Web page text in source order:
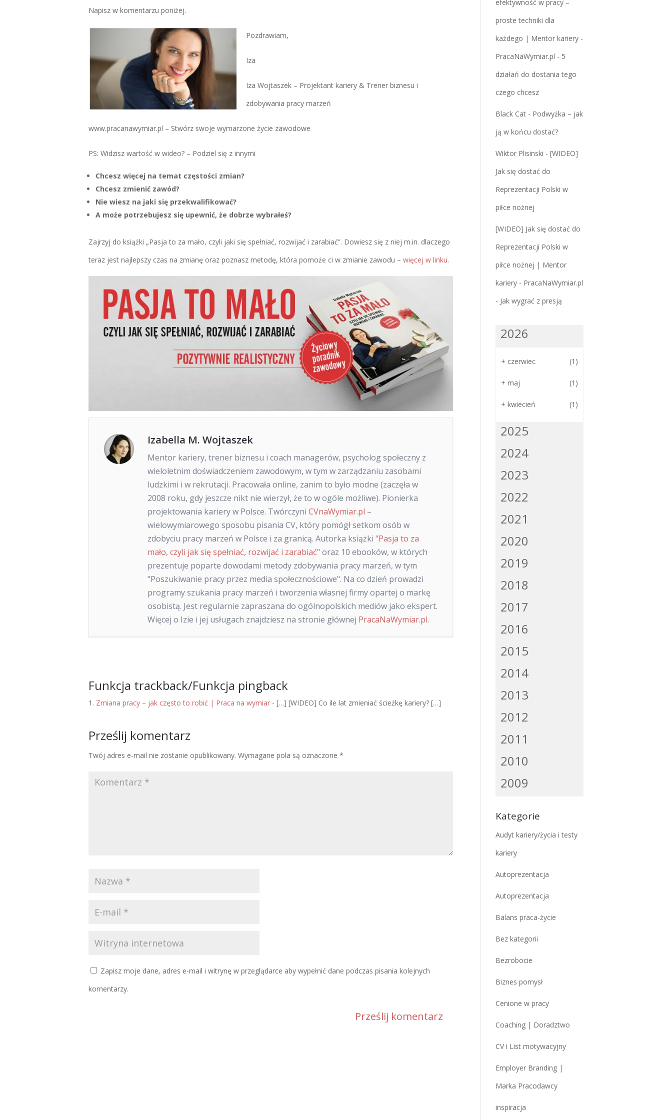
Napisz w komentarzu poniżej.
Pozdrawiam,
Iza
Iza Wojtaszek – Projektant kariery & Trener biznesu i
zdobywania pracy marzeń
www.pracanawymiar.pl – Stwórz swoje wymarzone życie zawodowe
PS: Widzisz wartość w wideo? – Podziel się z innymi
Chcesz więcej na temat częstości zmian?
Chcesz zmienić zawód?
Nie wiesz na jaki się przekwalifikować?
A może potrzebujesz się upewnić, że dobrze wybrałeś?
Zajrzyj do książki „Pasja to za mało, czyli jaki się spełniać, rozwijać i zarabiać”. Dowiesz się z niej m.in. dlaczego
teraz jest najlepszy czas na zmianę oraz poznasz metodę, która pomoże ci w zmianie zawodu – więcej w linku.
Izabella M. Wojtaszek
Mentor kariery, trener biznesu i coach managerów, psycholog społeczny z
wieloletnim doświadczeniem zawodowym, w tym w zarządzaniu zasobami
ludzkimi i w rekrutacji. Pracowała online, zanim to było modne (zaczęła w
2008 roku, gdy jeszcze nikt nie wierzył, że to w ogóle możliwe). Pionierka
projektowania kariery w Polsce. Twórczyni CVnaWymiar.pl –
wielowymiarowego sposobu pisania CV, który pomógł setkom osób w
zdobyciu pracy marzeń w Polsce i za granicą. Autorka książki "Pasja to za
mało, czyli jak się spełniać, rozwijać i zarabiać" oraz 10 ebooków, w których
prezentuje poparte dowodami metody zdobywania pracy marzeń, w tym
"Poszukiwanie pracy przez media społecznościowe". Na co dzień prowadzi
programy szukania pracy marzeń i tworzenia własnej firmy opartej o markę
osobistą. Jest regularnie zapraszana do ogólnopolskich mediów jako ekspert.
Więcej o Izie i jej usługach znajdziesz na stronie głównej PracaNaWymiar.pl.
Funkcja trackback/Funkcja pingback
Zmiana pracy – jak często to robić | Praca na wymiar- […] [WIDEO] Co ile lat zmieniać ścieżkę kariery? […]
Prześlij komentarz
Twój adres e-mail nie zostanie opublikowany. Wymagane pola są oznaczone *
Zapisz moje dane, adres e-mail i witrynę w przeglądarce aby wypełnić dane podczas pisania kolejnych
komentarzy.
efektywność w pracy –
proste techniki dla
każdego | Mentor kariery -
PracaNaWymiar.pl - 5
działań do dostania tego
czego chcesz
Black Cat- Podwyżka – jak
ją w końcu dostać?
Wiktor Plisinski - [WIDEO]
Jak się dostać do
Reprezentacji Polski w
piłce nożnej
[WIDEO] Jak się dostać do
Reprezentacji Polski w
piłce nożnej | Mentor
kariery - PracaNaWymiar.pl
- Jak wygrać z presją
2026
+ czerwiec (1)
+ maj (1)
+ kwiecień (1)
2025
2024
2023
2022
2021
2020
2019
2018
2017
2016
2015
2014
2013
2012
2011
2010
2009
Kategorie
Audyt kariery/życia i testy
kariery
Autoprezentacja
Autoprezentacja
Balans praca-życie
Bez kategorii
Bezrobocie
Biznes pomysł
Cenione w pracy
Coaching | Doradztwo
CV i List motywacyjny
Employer Branding |
Marka Pracodawcy
inspiracja